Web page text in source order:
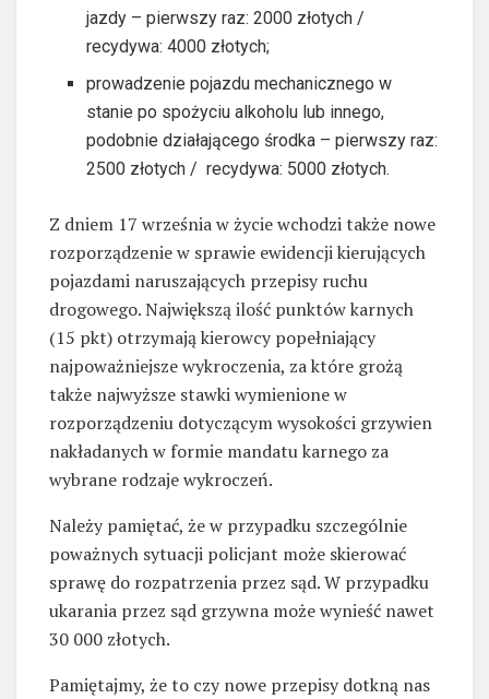
jazdy – pierwszy raz: 2000 złotych /
recydywa: 4000 złotych;
prowadzenie pojazdu mechanicznego w
stanie po spożyciu alkoholu lub innego,
podobnie działającego środka – pierwszy raz:
2500 złotych / recydywa: 5000 złotych.
Z dniem 17 września w życie wchodzi także nowe
rozporządzenie w sprawie ewidencji kierujących
pojazdami naruszających przepisy ruchu
drogowego. Największą ilość punktów karnych
(15 pkt) otrzymają kierowcy popełniający
najpoważniejsze wykroczenia, za które grożą
także najwyższe stawki wymienione w
rozporządzeniu dotyczącym wysokości grzywien
nakładanych w formie mandatu karnego za
wybrane rodzaje wykroczeń.
Należy pamiętać, że w przypadku szczególnie
poważnych sytuacji policjant może skierować
sprawę do rozpatrzenia przez sąd. W przypadku
ukarania przez sąd grzywna może wynieść nawet
30 000 złotych.
Pamiętajmy, że to czy nowe przepisy dotkną nas